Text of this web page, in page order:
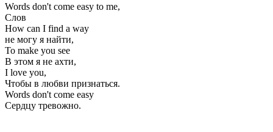
Words don't come easy to me,
Слов
How can I find a way
не могу я найти,
To make you see
В этом я не ахти,
I love you,
Чтобы в любви признаться.
Words don't come easy
Сердцу тревожно.